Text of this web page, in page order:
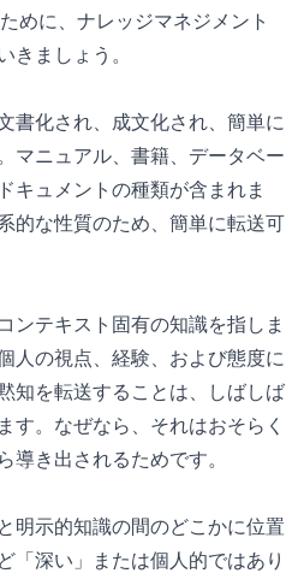
めに、ナレッジマネジメント
きましょう。
書化され、成文化され、簡単に
マニュアル、書籍、データベー
キュメントの種類が含まれま
的な性質のため、簡単に転送可
ンテキスト固有の知識を指しま
人の視点、経験、および態度に
知を転送することは、しばしば
す。なぜなら、それはおそらく
導き出されるためです。
明示的知識の間のどこかに位置
「深い」または個人的ではあり